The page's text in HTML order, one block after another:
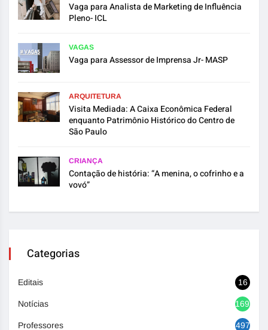
Vaga para Analista de Marketing de Influência
Pleno- ICL
VAGAS
Vaga para Assessor de Imprensa Jr- MASP
ARQUITETURA
Visita Mediada: A Caixa Econômica Federal
enquanto Patrimônio Histórico do Centro de
São Paulo
CRIANÇA
Contação de história: “A menina, o cofrinho e a
vovó”
Categorias
Editais 16
Notícias 1692
Professores 497